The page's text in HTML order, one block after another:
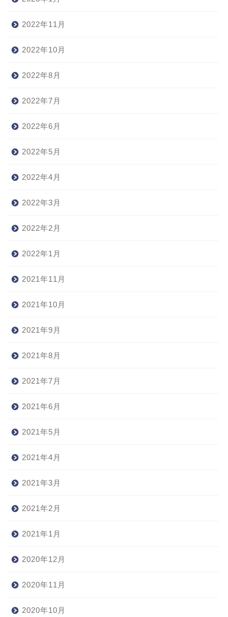
2022年11月
2022年10月
2022年8月
2022年7月
2022年6月
2022年5月
2022年4月
2022年3月
2022年2月
2022年1月
2021年11月
2021年10月
2021年9月
2021年8月
2021年7月
2021年6月
2021年5月
2021年4月
2021年3月
2021年2月
2021年1月
2020年12月
2020年11月
2020年10月